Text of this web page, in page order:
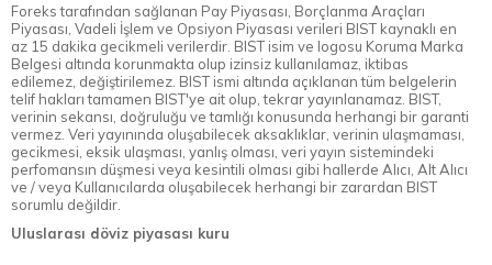
Foreks tarafından sağlanan Pay Piyasası, Borçlanma Araçları
Piyasası, Vadeli İşlem ve Opsiyon Piyasası verileri BIST kaynaklı en
az 15 dakika gecikmeli verilerdir. BIST isim ve logosu Koruma Marka
Belgesi altında korunmakta olup izinsiz kullanılamaz, iktibas
edilemez, değiştirilemez. BIST ismi altında açıklanan tüm belgelerin
telif hakları tamamen BIST'ye ait olup, tekrar yayınlanamaz. BIST,
verinin sekansı, doğruluğu ve tamlığı konusunda herhangi bir garanti
vermez. Veri yayınında oluşabilecek aksaklıklar, verinin ulaşmaması,
gecikmesi, eksik ulaşması, yanlış olması, veri yayın sistemindeki
perfomansın düşmesi veya kesintili olması gibi hallerde Alıcı, Alt Alıcı
ve / veya Kullanıcılarda oluşabilecek herhangi bir zarardan BIST
sorumlu değildir.
Uluslarası döviz piyasası kuru